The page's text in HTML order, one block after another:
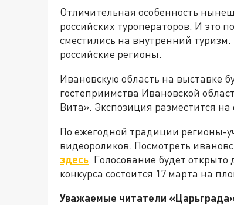
Отличительная особенность
российских туроператоров. И это
сместились на внутренний туризм.
российские регионы.
Ивановскую область на выставке
гостеприимства Ивановской
Вита». Экспозиция разместится
По ежегодной традиции регионы-
видеороликов. Посмотреть
здесь. Голосование будет
конкурса состоится 17 марта на
Уважаемые читатели